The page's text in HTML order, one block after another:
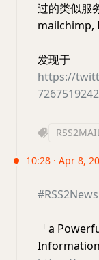
过的类似服
mailchimp,
发现于
https://
10:28 · Apr 8,
「a